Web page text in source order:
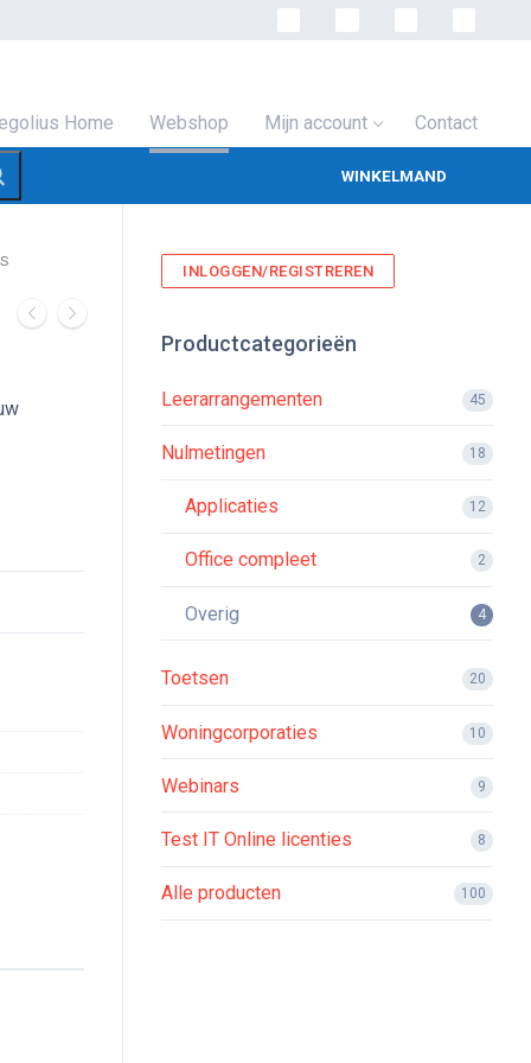
Home Webshop Mijn account Contact
WINKELMAND
INLOGGEN/REGISTREREN
Productcategorieën
Leerarrangementen 45
Nulmetingen 18
Applicaties 12
Office compleet 2
Overig 4
Toetsen 20
Woningcorporaties 10
Webinars 9
Test IT Online licenties 8
Alle producten 100